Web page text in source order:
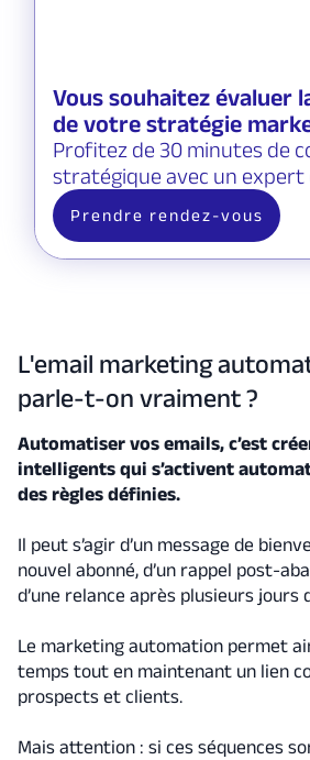
Vous souhaitez évaluer
de votre stratégie
Profitez de 30 minutes de
stratégique avec un expert
Prendre rendez-vous
L'email marketing
parle-t-on vraiment ?
Automatiser vos emails, c’est
intelligents qui s’activent
des règles définies.
Il peut s’agir d’un message de
nouvel abonné, d’un rappel post-
d’une relance après plusieurs jours
Le marketing automation permet
temps tout en maintenant un lien
prospects et clients.
Mais attention : si ces séquences